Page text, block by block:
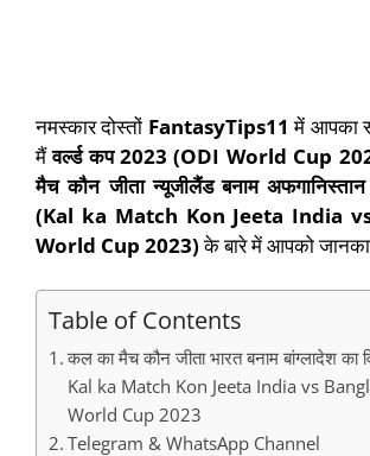
नमस्कार दोस्तों FantasyTips11 में आपका
मैंवर्ल्ड कप 2023 (ODI World Cup
मैच कौन जीता न्यूजीलैंड बनाम
(Kal ka Match Kon Jeeta India
World Cup 2023)के बारे में आपको
Table of Contents
कल का मैच कौन जीता भारत बनाम बांग्लादेश का
Kal ka Match Kon Jeeta India vs
World Cup 2023
Telegram & WhatsApp Channel